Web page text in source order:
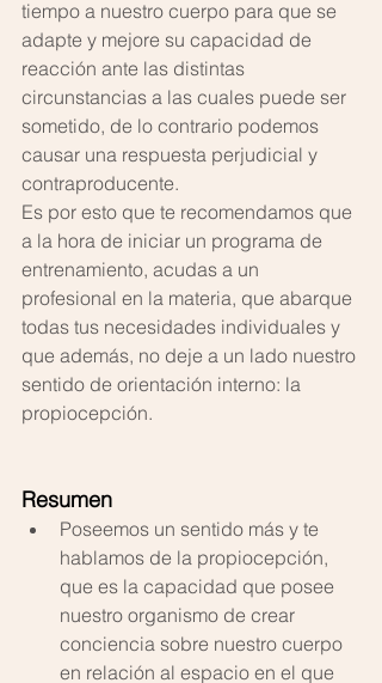
tiempo a nuestro cuerpo para que se
adapte y mejore su capacidad de
reacción ante las distintas
circunstancias a las cuales puede ser
sometido, de lo contrario podemos
causar una respuesta perjudicial y
contraproducente.
Es por esto que te recomendamos que
a la hora de iniciar un programa de
entrenamiento, acudas a un
profesional en la materia, que abarque
todas tus necesidades individuales y
que además, no deje a un lado nuestro
sentido de orientación interno: la
propiocepción.
Resumen
Poseemos un sentido más y te
hablamos de la propiocepción,
que es la capacidad que posee
nuestro organismo de crear
conciencia sobre nuestro cuerpo
en relación al espacio en el que